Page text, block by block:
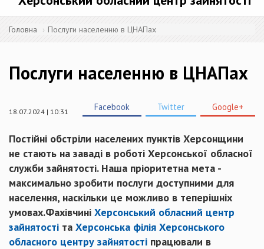
Головна Послуги населенню в ЦНАПах
Послуги населенню в ЦНАПах
18.07.2024 | 10:31 Facebook Twitter Google+
Постійні обстріли населених пунктів Херсонщини
не стають на заваді в роботі Херсонської обласної
служби зайнятості. Наша пріоритетна мета -
максимально зробити послуги доступними для
населення, наскільки це можливо в теперішніх
умовах.Фахівчині Херсонський обласний центр
зайнятості та Херсонська філія Херсонського
обласного центру зайнятості працювали в